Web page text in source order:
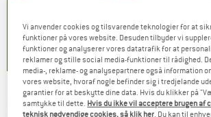
) 3,8(4)
BIG AGNES - Accessory Fly:
Vi anvender cookies og tilsvarende teknologier for at
funktioner på vores website. Desuden tilbyder vi
funktioner og analyserer vores datatrafik for at
reklamer og stille social media-funktioner til rådighed.
media-, reklame- og analysepartnere også information
vores website, hvoraf nogle befinder sig i tredjelande
garantier for at beskytte dine data. Hvis du klikker på
samtykke til dette. Hvis du ikke vil acceptere brugen af
teknisk nødvendige cookies, så klik her . Du kan til